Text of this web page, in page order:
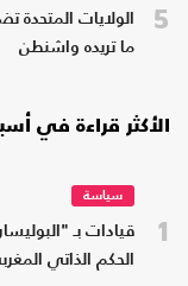
5
الولايات
ما تريده واشنطن
الأكثر قراءة في
1
سياسة
قيادات بـ
الحكم الذاتي